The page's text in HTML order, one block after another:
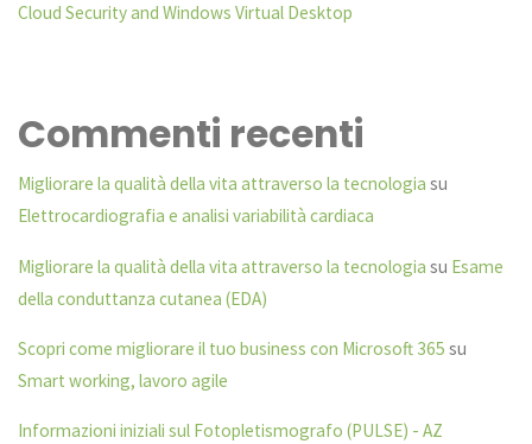
Cloud Security and Windows Virtual Desktop
Commenti recenti
Migliorare la qualità della vita attraverso la tecnologia su
Elettrocardiografia e analisi variabilità cardiaca
Migliorare la qualità della vita attraverso la tecnologia su Esame
della conduttanza cutanea (EDA)
Scopri come migliorare il tuo business con Microsoft 365 su
Smart working, lavoro agile
Informazioni iniziali sul Fotopletismografo (PULSE) - AZ